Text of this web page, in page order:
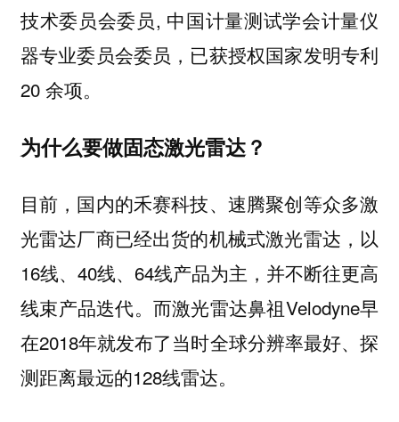
技术委员会委员, 中国计量测试学会计量仪
器专业委员会委员，已获授权国家发明专利
20 余项。
为什么要做固态激光雷达？
目前，国内的禾赛科技、速腾聚创等众多激
光雷达厂商已经出货的机械式激光雷达，以
16线、40线、64线产品为主，并不断往更高
线束产品迭代。而激光雷达鼻祖Velodyne早
在2018年就发布了当时全球分辨率最好、探
测距离最远的128线雷达。